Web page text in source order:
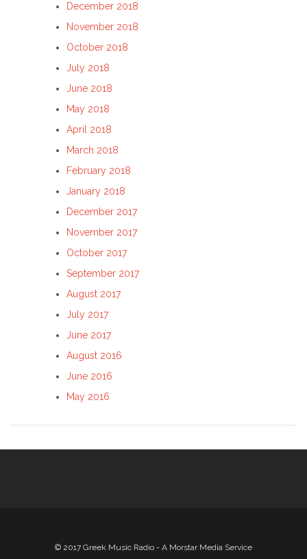
December 2018
November 2018
October 2018
July 2018
June 2018
May 2018
April 2018
March 2018
February 2018
January 2018
December 2017
November 2017
October 2017
September 2017
August 2017
July 2017
June 2017
August 2016
June 2016
May 2016
© 2017 Greek Music Radio - A Morstar Media Service